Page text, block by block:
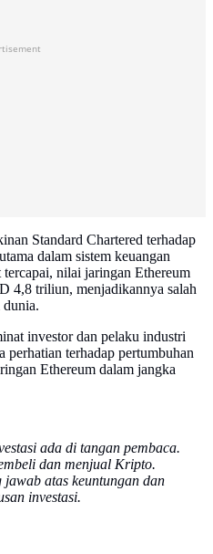
Standard Chartered terhadap
dalam sistem keuangan
nilai jaringan Ethereum
4,8 triliun, menjadikannya salah
investor dan pelaku industri
terhadap pertumbuhan
Ethereum dalam jangka
ada di tangan pembaca.
dan menjual Kripto.
atas keuntungan dan
investasi.